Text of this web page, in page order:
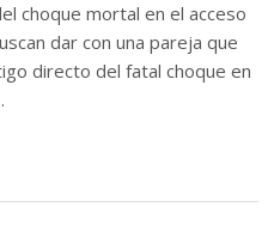
choque mortal en el acceso
dar con una pareja que
directo del fatal choque en